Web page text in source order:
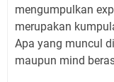
mengumpulkan
merupakan
Apa yang muncul
maupun mind